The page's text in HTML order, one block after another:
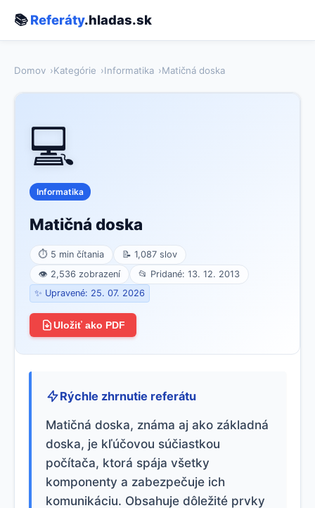
📚Referáty.hladas.sk
Domov Kategórie Informatika Matičná doska
💻
Informatika
Matičná doska
⏱ 5 min čítania
📝 1,087 slov
👁 2,536 zobrazení
📂 Pridané: 13. 12. 2013
✨ Upravené: 25. 07. 2026
Uložiť ako PDF
Rýchle zhrnutie referátu
Matičná doska, známa aj ako základná
doska, je kľúčovou súčiastkou
počítača, ktorá spája všetky
komponenty a zabezpečuje ich
komunikáciu. Obsahuje dôležité prvky